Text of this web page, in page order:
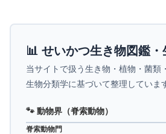
📊 せいかつ生き物図鑑
当サイトで扱う生き物・植物・菌類
生物分類学に基づいて整理していま
🐾 動物界（脊索動物）
脊索動物門